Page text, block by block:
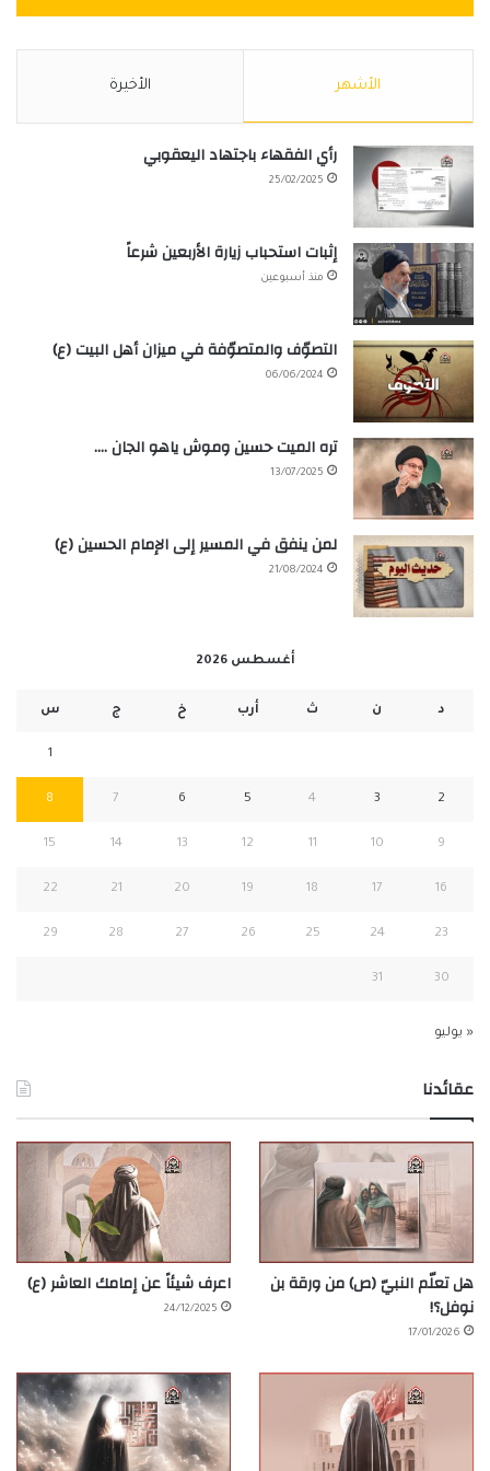
الأشهر الأخيرة
رأي الفقهاء باجتهاد اليعقوبي
25/02/2025
إثبات استحباب زيارة الأربعين شرعاً
منذ أسبوعين
التصوّف والمتصوّفة في ميزان أهل البيت (ع)
06/06/2024
تره الميت حسين وموش ياهو الجان ….
13/07/2025
لمن ينفق في المسير إلى الإمام الحسين (ع)
21/08/2024
أغسطس 2026
د ن ث أرب خ ج س
1
2
3
4
5
6
7
8
9
10
11
12
13
14
15
16
17
18
19
20
21
22
23
24
25
26
27
28
29
30
31
« يوليو
عقائدنا
هل تعلّم النبيّ (ص) من ورقة بن
نوفل؟!
17/01/2026
اعرف شيئاً عن إمامك العاشر (ع)
24/12/2025